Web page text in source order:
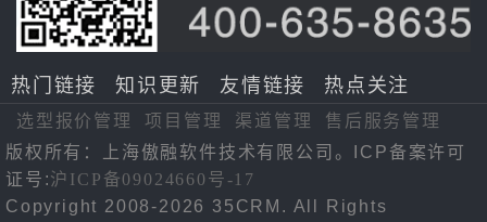
热门链接 知识更新 友情链接 热点关注
选型报价管理 项目管理 渠道管理
售后服务管理
版权所有：上海傲融软件技术有限公司。ICP备案许可
证号:沪ICP备09024660号-17
Copyright 2008-2026 35CRM. All Rights